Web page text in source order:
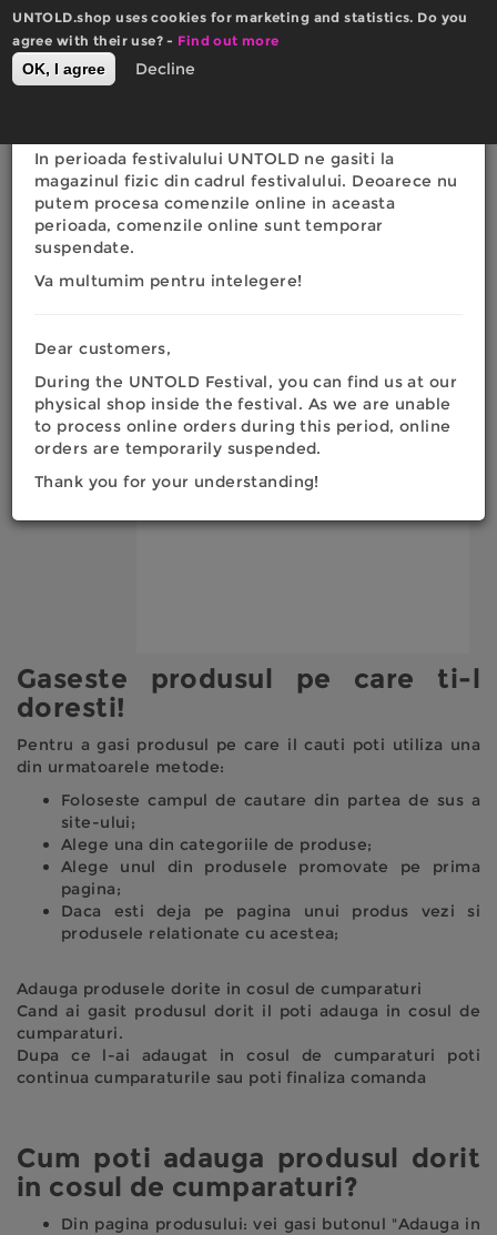
UNTOLD.shop uses cookies for marketing and statistics. Do you
agree with their use? - Find out more
OK, I agree Decline
Skip
to
main
content
0
You
are
here
Home | How to order
CUM COMAND
Gaseste produsul pe care ti-l
doresti!
Pentru a gasi produsul pe care il cauti poti utiliza una
din urmatoarele metode:
Foloseste campul de cautare din partea de sus a
site-ului;
Alege una din categoriile de produse;
Alege unul din produsele promovate pe prima
pagina;
Daca esti deja pe pagina unui produs vezi si
produsele relationate cu acestea;
Adauga produsele dorite in cosul de cumparaturi
Cand ai gasit produsul dorit il poti adauga in cosul de
cumparaturi.
Dupa ce l-ai adaugat in cosul de cumparaturi poti
continua cumparaturile sau poti finaliza comanda
Cum poti adauga produsul dorit
in cosul de cumparaturi?
Din pagina produsului: vei gasi butonul "Adauga in
Actualizare website
In perioada festivalului UNTOLD ne gasiti la
magazinul fizic din cadrul festivalului. Deoarece nu
putem procesa comenzile online in aceasta
perioada, comenzile online sunt temporar
suspendate.
Va multumim pentru intelegere!
Dear customers,
During the UNTOLD Festival, you can find us at our
physical shop inside the festival. As we are unable
to process online orders during this period, online
orders are temporarily suspended.
Thank you for your understanding!